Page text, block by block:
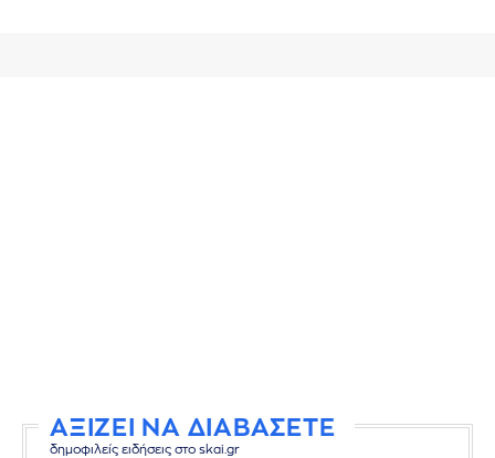
ΑΞΙΖΕΙ ΝΑ ΔΙΑΒΑΣΕΤΕ
δημοφιλείς ειδήσεις στο skai.gr